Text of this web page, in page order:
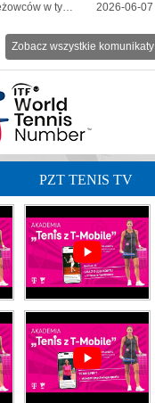
Wyniki polskich młodzieżowców w tygodniu 1-7 czerwca 2026 r.
2026-06-07
Zobacz wszystkie komunikaty
PZT TENIS TV